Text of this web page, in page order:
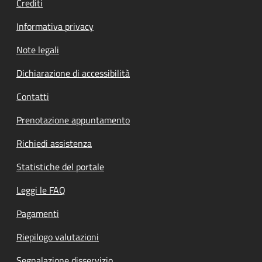
Informativa privacy
Note legali
Dichiarazione di accessibilità
Contatti
Prenotazione appuntamento
Richiedi assistenza
Statistiche del portale
Leggi le FAQ
Pagamenti
Riepilogo valutazioni